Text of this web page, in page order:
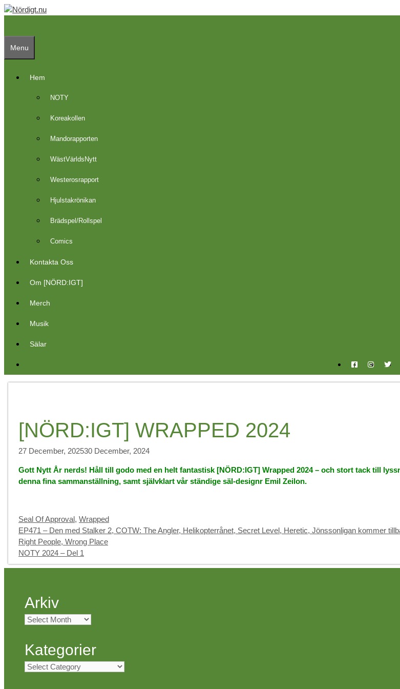
Skip
Menu
Hem
NOTY
Koreakollen
Mandorapporten
WästVärldsNytt
Westerosrapport
Hjulstakrönikan
Brädspel/Rollspel
Comics
Kontakta Oss
Om [NÖRD:IGT]
Merch
Musik
Sälar
[NÖRD:IGT] WRAPPED 2024
27 December, 202530 December, 2024
Gott Nytt År nerds! Håll till godo med en helt fantastisk [NÖRD:IGT] Wrapped 2024 – och stort tack till
denna fina sammanställning, samt självklart vår ständige säl-designr Emil Zeilon.
Categories
Seal Of Approval, Wrapped
EP471 – Den med Stalker 2, COTW: The Angler, Helikopterrånet, Secret Level, Heretic, Jönssonligan kommer
Right People, Wrong Place
NOTY 2024 – Del 1
Arkiv
Arkiv
Kategorier
Kategorier